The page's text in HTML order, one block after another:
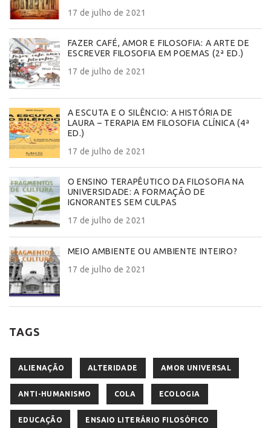
17 de julho de 2021
FAZER CAFÉ, AMOR E FILOSOFIA: A ARTE DE
ESCREVER FILOSOFIA EM POEMAS (2ª ED.)
17 de julho de 2021
A ESCUTA E O SILÊNCIO: A HISTÓRIA DE
LAURA – TERAPIA EM FILOSOFIA CLÍNICA (4ª
ED.)
17 de julho de 2021
O ENSINO TERAPÊUTICO DA FILOSOFIA NA
UNIVERSIDADE: A FORMAÇÃO DE
IGNORANTES SEM CULPAS
17 de julho de 2021
MEIO AMBIENTE OU AMBIENTE INTEIRO?
17 de julho de 2021
TAGS
ALIENAÇÃO ALTERIDADE AMOR UNIVERSAL
ANTI-HUMANISMO COLA ECOLOGIA
EDUCAÇÃO ENSAIO LITERÁRIO FILOSÓFICO